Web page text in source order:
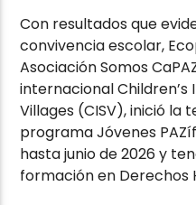
Con resultados que
convivencia escolar,
Asociación Somos
internacional
Villages (CISV), inició la
programa Jóvenes
hasta junio de 2026 y
formación en Derechos